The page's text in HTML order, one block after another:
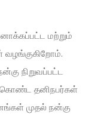
மற்றும்
நிறுவப்பட்ட
கொண்ட தனிநபர்கள்
முதல் நன்கு